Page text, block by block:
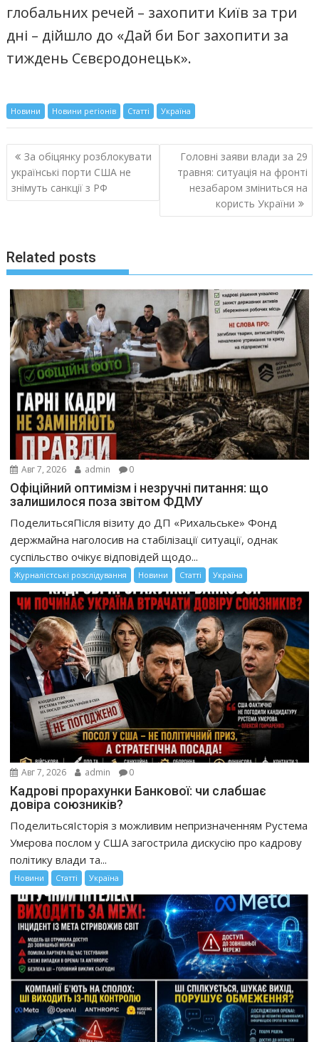
глобальних речей – захопити Київ за три
дні – дійшло до «Дай би Бог захопити за
тиждень Сєвєродонецьк».
Новини Новини регіонів Статті Україна
Навигация
по
записям
За обіцянку розблокувати
українські порти США не
знімуть санкції з РФ
Головні заяви влади за 29
травня: ситуація на фронті
незабаром зміниться на
користь України
Related posts
Авг 7, 2026 admin 0
Офіційний оптимізм і незручні питання: що
залишилося поза звітом ФДМУ
ПоделитьсяПісля візиту до ДП «Рихальське» Фонд
держмайна наголосив на стабілізації ситуації, однак
суспільство очікує відповідей щодо...
Журналістські розслідування Новини Статті Україна
Авг 7, 2026 admin 0
Кадрові прорахунки Банкової: чи слабшає
довіра союзників?
ПоделитьсяІсторія з можливим непризначенням Рустема
Умєрова послом у США загострила дискусію про кадрову
політику влади та...
Новини Статті Україна